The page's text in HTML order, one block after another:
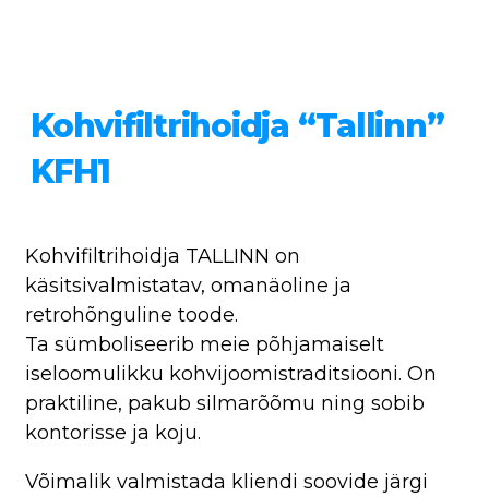
Kohvifiltrihoidja “Tallinn”
KFH1
Kohvifiltrihoidja TALLINN on
käsitsivalmistatav, omanäoline ja
retrohõnguline toode.
Ta sümboliseerib meie põhjamaiselt
iseloomulikku kohvijoomistraditsiooni. On
praktiline, pakub silmarõõmu ning sobib
kontorisse ja koju.
Võimalik valmistada kliendi soovide järgi